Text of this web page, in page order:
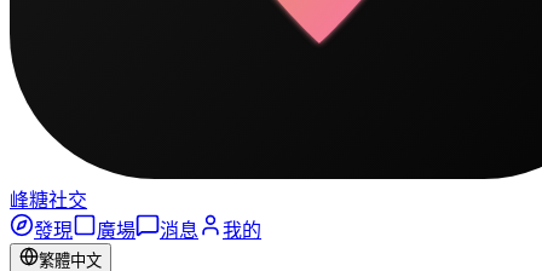
峰糖社交
發現
廣場 消息 我的
繁體中文